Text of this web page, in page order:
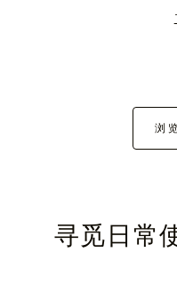
浏
寻觅日常